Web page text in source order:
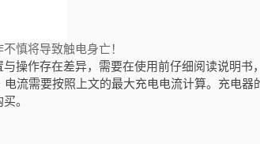
慎将导致触电身亡！
操作存在差异，需要在使用前仔细阅读说明书
流需要按照上文的最大充电电流计算。充电器
。